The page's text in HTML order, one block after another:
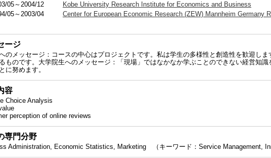
05～2004/12
Kobe University Research Institute for Economics and Business
05～2003/04
Center for European Economic Research (ZEW) Mannheim Germany
ージ
のメッセージ：コースの中心はプロジェクトです。私は学生の多様性と創造性を歓迎し
ものです。大学院生へのメッセージ：「現場」ではなかなか学ぶことのできない経営知
に努めます。
容
Choice Analysis
perception of online reviews
専門分野
Administration, Economic Statistics, Marketing （キーワード：Service Management,